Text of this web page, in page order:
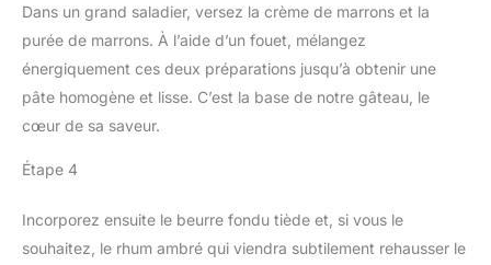
Dans un grand saladier, versez la crème de marrons et la
purée de marrons. À l’aide d’un fouet, mélangez
énergiquement ces deux préparations jusqu’à obtenir une
pâte homogène et lisse. C’est la base de notre gâteau, le
cœur de sa saveur.
Étape 4
Incorporez ensuite le beurre fondu tiède et, si vous le
souhaitez, le rhum ambré qui viendra subtilement rehausser le